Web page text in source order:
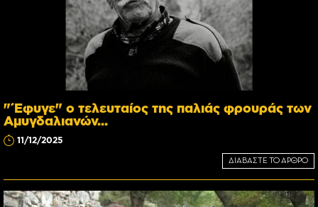
"Έφυγε" ο τελευταίος της παλιάς φρουράς των
Αμυγδαλιανών...
11/12/2025
ΔΙΑΒΑΣΤΕ ΤΟ ΑΡΘΡΟ